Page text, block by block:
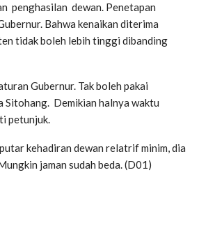
penghasilan dewan. Penetapan
Bahwa kenaikan diterima
tidak boleh lebih tinggi dibanding
Gubernur. Tak boleh pakai
Sitohang. Demikian halnya waktu
petunjuk.
kehadiran dewan relatrif minim, dia
jaman sudah beda. (D01)